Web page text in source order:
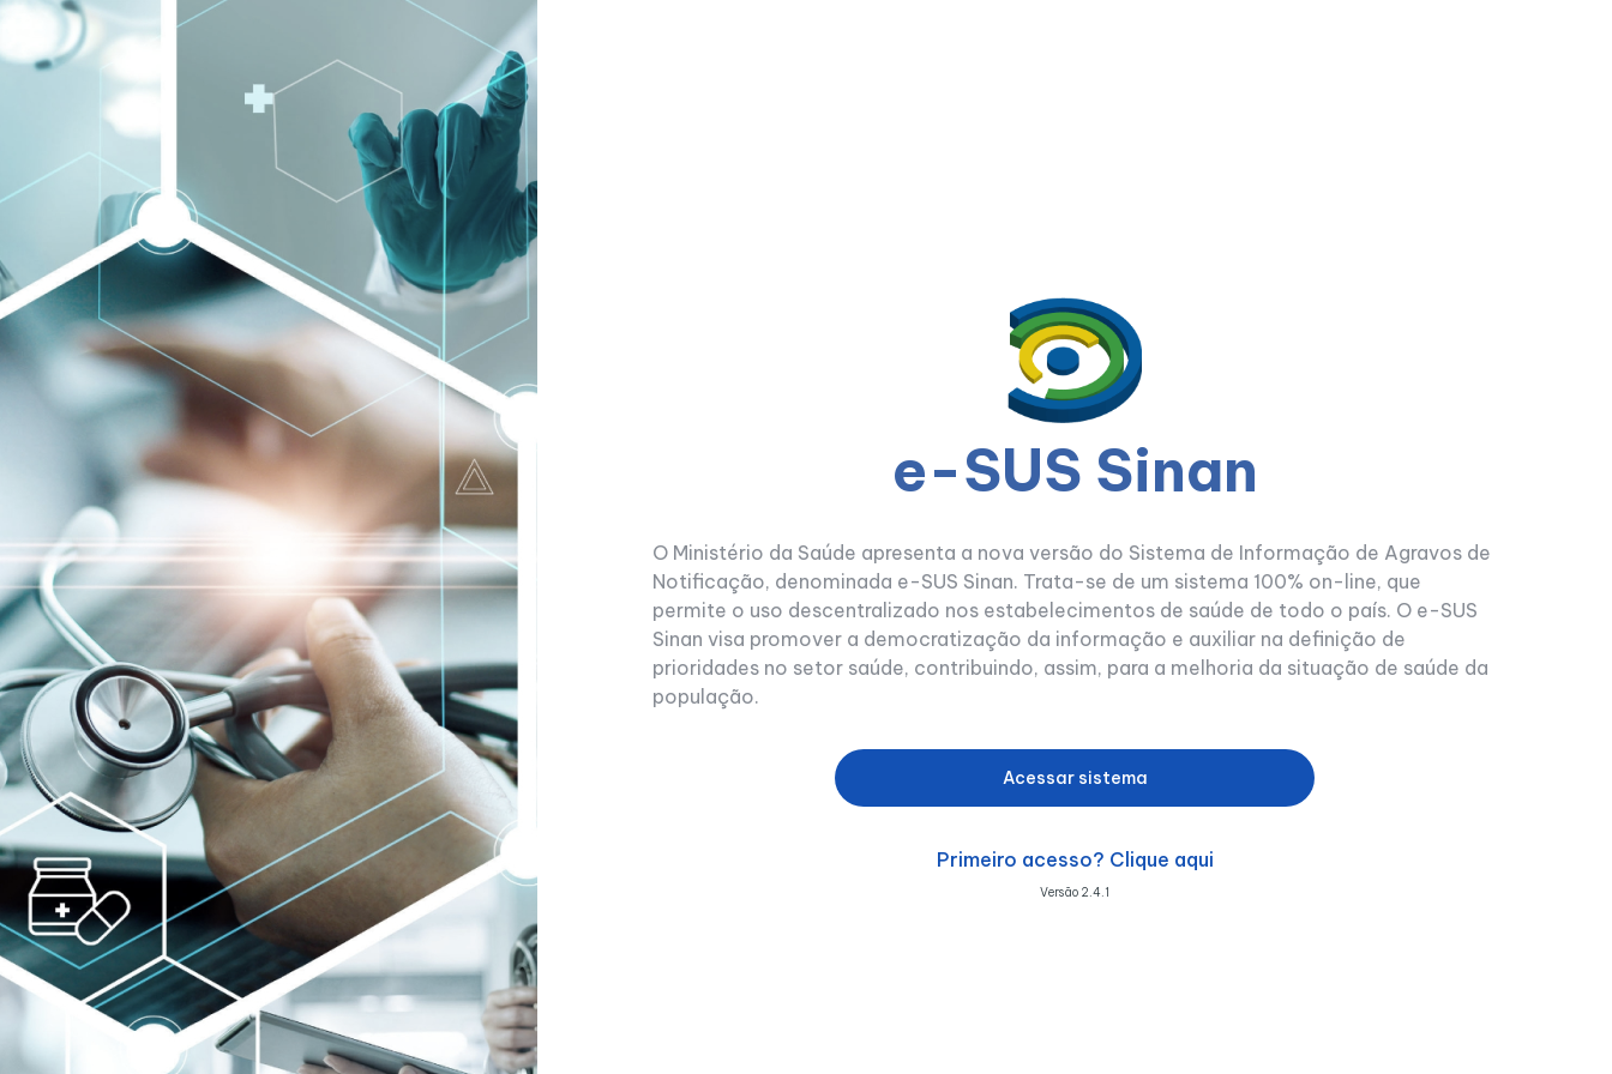
e-SUS Sinan
O Ministério da Saúde apresenta a nova versão do Sistema de Informação de Agravos de
Notificação, denominada e-SUS Sinan. Trata-se de um sistema 100% on-line, que
permite o uso descentralizado nos estabelecimentos de saúde de todo o país. O e-SUS
Sinan visa promover a democratização da informação e auxiliar na definição de
prioridades no setor saúde, contribuindo, assim, para a melhoria da situação de saúde da
população.
Acessar sistema
Primeiro acesso? Clique aqui
Versão 2.4.1